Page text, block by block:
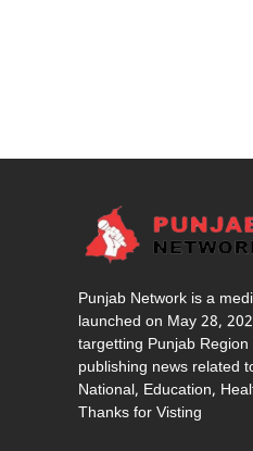
Punjab Network is a
launched on May 28,
targetting Punjab
publishing news related
National, Education,
Thanks for Visting